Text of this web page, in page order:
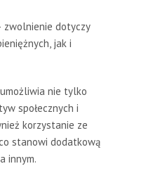
zwolnienie dotyczy
jak i
nie tylko
społecznych i
korzystanie ze
stanowi dodatkową
innym.